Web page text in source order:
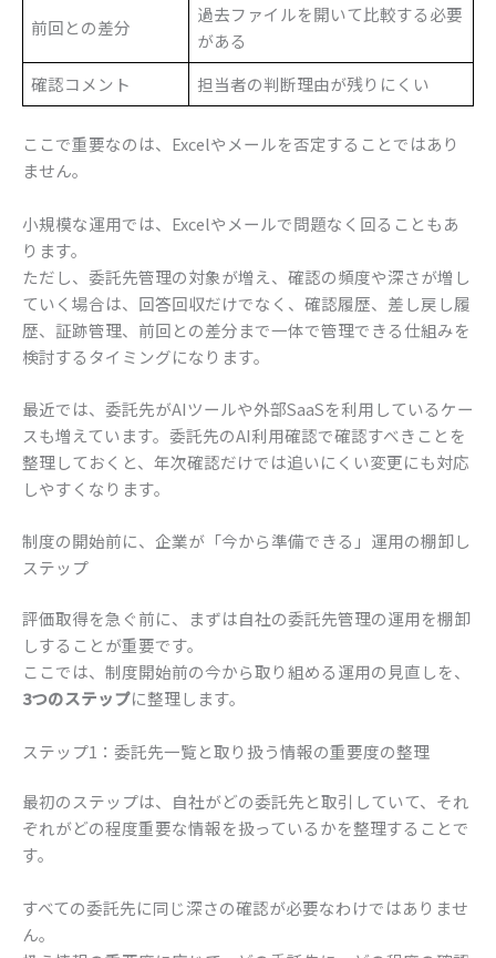
前回との差分
過去ファイルを開いて比較する必要
がある
確認コメント
担当者の判断理由が残りにくい
ここで重要なのは、Excelやメールを否定することではあり
ません。
小規模な運用では、Excelやメールで問題なく回ることもあ
ります。
ただし、委託先管理の対象が増え、確認の頻度や深さが増し
ていく場合は、回答回収だけでなく、確認履歴、差し戻し履
歴、証跡管理、前回との差分まで一体で管理できる仕組みを
検討するタイミングになります。
最近では、委託先がAIツールや外部SaaSを利用しているケー
スも増えています。委託先のAI利用確認で確認すべきことを
整理しておくと、年次確認だけでは追いにくい変更にも対応
しやすくなります。
制度の開始前に、企業が「今から準備できる」運用の棚卸し
ステップ
評価取得を急ぐ前に、まずは自社の委託先管理の運用を棚卸
しすることが重要です。
ここでは、制度開始前の今から取り組める運用の見直しを、
3つのステップに整理します。
ステップ1：委託先一覧と取り扱う情報の重要度の整理
最初のステップは、自社がどの委託先と取引していて、それ
ぞれがどの程度重要な情報を扱っているかを整理することで
す。
すべての委託先に同じ深さの確認が必要なわけではありませ
ん。